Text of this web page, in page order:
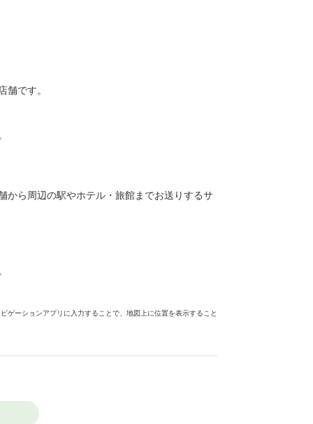
舗です。
から周辺の駅やホテル・旅館までお送りするサ
ーションアプリに入力することで、地図上に位置を表示すること